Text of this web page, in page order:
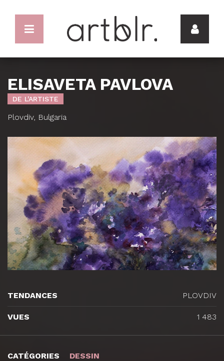
ELISAVETA PAVLOVA
DE L'ARTISTE
Plovdiv, Bulgaria
CATÉGORIES DESSIN
TENDANCES PLOVDIV
VUES 1 483